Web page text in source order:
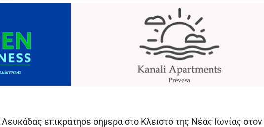
επικράτησε σήμερα στο Κλειστό της Νέας Ιωνίας στον